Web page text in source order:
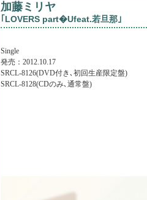
加藤ミリヤ
｢LOVERS part�Ufeat.若旦那｣
Single
発売：2012.10.17
SRCL-8126(DVD付き､初回生産限定盤)
SRCL-8128(CDのみ､通常盤)